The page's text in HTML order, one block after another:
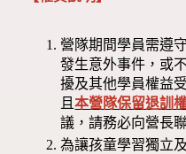
營隊期間學員需遵
發生意外事件，或
擾及其他學員權益
且本營隊保留退訓
議，請務必向營長
為讓孩童學習獨立